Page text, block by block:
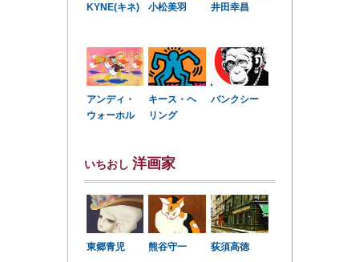
KYNE(キネ) 小松美羽 井田幸昌
アンディ・
ウォーホル
キース・ヘ
リング
バンクシー
いちおし 洋画家
東郷青児 熊谷守一 荻須高徳